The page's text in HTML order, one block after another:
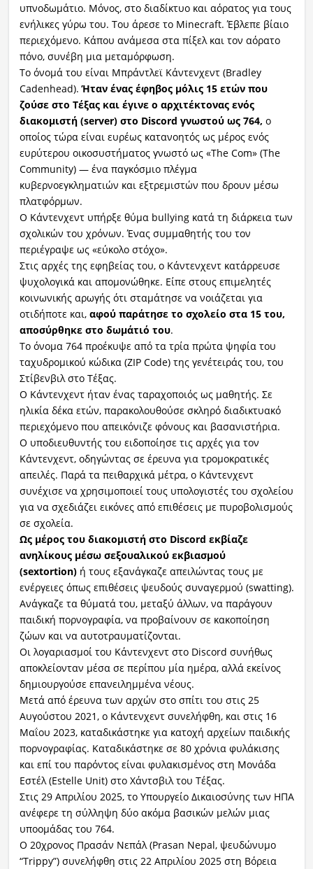
υπνοδωμάτιο. Μόνος, στο διαδίκτυο και αόρατος για τους
ενήλικες γύρω του. Του άρεσε το Minecraft. Έβλεπε βίαιο
περιεχόμενο. Κάπου ανάμεσα στα πίξελ και τον αόρατο
πόνο, συνέβη μια μεταμόρφωση.
Το όνομά του είναι Μπράντλεϊ Κάντενχεντ (Bradley
Cadenhead).Ήταν ένας έφηβος μόλις 15 ετών που
ζούσε στο Τέξας και έγινε ο αρχιτέκτονας ενός
διακομιστή (server) στο Discord γνωστού ως 764, ο
οποίος τώρα είναι ευρέως κατανοητός ως μέρος ενός
ευρύτερου οικοσυστήματος γνωστό ως «The Com» (The
Community) — ένα παγκόσμιο πλέγμα
κυβερνοεγκληματιών και εξτρεμιστών που δρουν μέσω
πλατφόρμων.
Ο Κάντενχεντ υπήρξε θύμα bullying κατά τη διάρκεια των
σχολικών του χρόνων. Ένας συμμαθητής του τον
περιέγραψε ως «εύκολο στόχο».
Στις αρχές της εφηβείας του, ο Κάντενχεντ κατάρρευσε
ψυχολογικά και απομονώθηκε. Είπε στους επιμελητές
κοινωνικής αρωγής ότι σταμάτησε να νοιάζεται για
οτιδήποτε και, αφού παράτησε το σχολείο στα 15 του,
αποσύρθηκε στο δωμάτιό του.
Το όνομα 764 προέκυψε από τα τρία πρώτα ψηφία του
ταχυδρομικού κώδικα (ZIP Code) της γενέτειράς του, του
Στίβενβιλ στο Τέξας.
Ο Κάντενχεντ ήταν ένας ταραχοποιός ως μαθητής. Σε
ηλικία δέκα ετών, παρακολουθούσε σκληρό διαδικτυακό
περιεχόμενο που απεικόνιζε φόνους και βασανιστήρια.
Ο υποδιευθυντής του ειδοποίησε τις αρχές για τον
Κάντενχεντ, οδηγώντας σε έρευνα για τρομοκρατικές
απειλές. Παρά τα πειθαρχικά μέτρα, ο Κάντενχεντ
συνέχισε να χρησιμοποιεί τους υπολογιστές του σχολείου
για να σχεδιάζει εικόνες από επιθέσεις με πυροβολισμούς
σε σχολεία.
Ως μέρος του διακομιστή στο Discord εκβίαζε
ανηλίκους μέσω σεξουαλικού εκβιασμού
(sextortion)ή τους εξανάγκαζε απειλώντας τους με
ενέργειες όπως επιθέσεις ψευδούς συναγερμού (swatting).
Ανάγκαζε τα θύματά του, μεταξύ άλλων, να παράγουν
παιδική πορνογραφία, να προβαίνουν σε κακοποίηση
ζώων και να αυτοτραυματίζονται.
Οι λογαριασμοί του Κάντενχεντ στο Discord συνήθως
αποκλείονταν μέσα σε περίπου μία ημέρα, αλλά εκείνος
δημιουργούσε επανειλημμένα νέους.
Μετά από έρευνα των αρχών στο σπίτι του στις 25
Αυγούστου 2021, ο Κάντενχεντ συνελήφθη, και στις 16
Μαΐου 2023, καταδικάστηκε για κατοχή αρχείων παιδικής
πορνογραφίας. Καταδικάστηκε σε 80 χρόνια φυλάκισης
και επί του παρόντος είναι φυλακισμένος στη Μονάδα
Εστέλ (Estelle Unit) στο Χάντσβιλ του Τέξας.
Στις 29 Απριλίου 2025, το Υπουργείο Δικαιοσύνης των ΗΠΑ
ανέφερε τη σύλληψη δύο ακόμα βασικών μελών μιας
υποομάδας του 764.
Ο 20χρονος Πρασάν Νεπάλ (Prasan Nepal, ψευδώνυμο
“Trippy”) συνελήφθη στις 22 Απριλίου 2025 στη Βόρεια